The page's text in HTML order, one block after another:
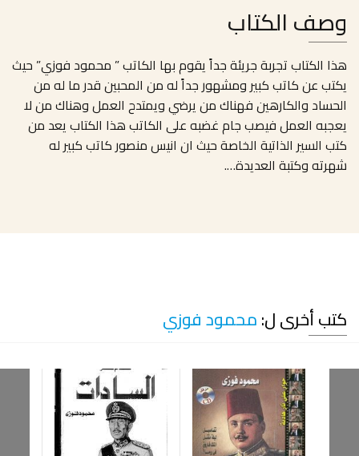
وصف الكتاب
هذا الكتاب تجربة جريئة جداً يقوم بها الكاتب ” محمود فوزي” حيث
يكتب عن كاتب كبير ومشهور جداً له من المحبين قدر ما له من
الحساد والكارهين فهناك من يرضي ويمتدح العمل وهناك من لا
يعجبه العمل فيصب جام غضبه على الكاتب هذا الكتاب يعد من
كتب السير الذاتية الخاصة حيث ان انيس منصور كاتب كبير له
شهرته وكتبة العديدة….
كتب أخرى ل:محمود فوزي